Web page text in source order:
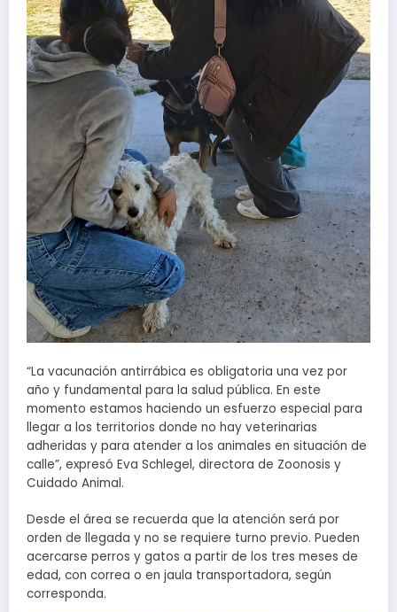
“La vacunación antirrábica es obligatoria una vez por
año y fundamental para la salud pública. En este
momento estamos haciendo un esfuerzo especial para
llegar a los territorios donde no hay veterinarias
adheridas y para atender a los animales en situación de
calle”, expresó Eva Schlegel, directora de Zoonosis y
Cuidado Animal.
Desde el área se recuerda que la atención será por
orden de llegada y no se requiere turno previo. Pueden
acercarse perros y gatos a partir de los tres meses de
edad, con correa o en jaula transportadora, según
corresponda.